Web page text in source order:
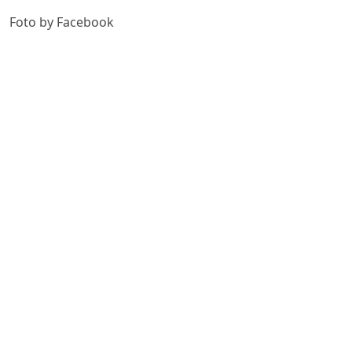
Foto by Facebook